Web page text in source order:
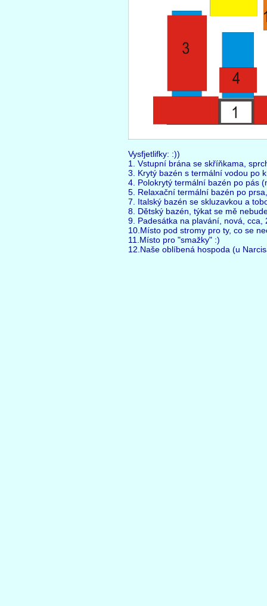
Vysfjetlifky: :))
1. Vstupní brána se skříňkama,
3. Krytý bazén s termální vodou po
4. Polokrytý termální bazén po pás
5. Relaxační termální bazén po
7. Italský bazén se skluzavkou a
8. Dětský bazén, týkat se mě
9. Padesátka na plavání, nová, cca,
10.Místo pod stromy pro ty, co se
11.Místo pro "smažky" :)
12.Naše oblíbená hospoda (u